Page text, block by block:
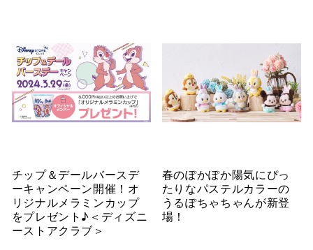
チップ＆デールバースデ
ーキャンペーン開催！オ
リジナルメラミンカップ
をプレゼント♪＜ディズニ
ーストアクラブ＞
春のぽかぽか陽気にぴっ
たりなパステルカラーの
うるぽちゃちゃんが新登
場！